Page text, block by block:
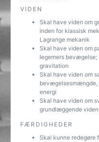
VIDEN
Skal have viden om
inden for klassisk
Lagrange mekanik
Skal have viden om
legemers
gravitation
Skal have viden om
energi
Skal have viden om
grundlæggende
FÆRDIGHEDER
Skal kunne redegøre